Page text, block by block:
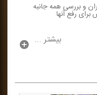
و بررسی همه جانبه
رفع آنها
بیشتر ...